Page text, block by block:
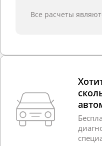
Все расчеты